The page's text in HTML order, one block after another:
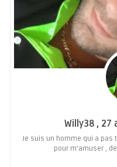
Willy38 , 27
Je suis un homme qui a pas
pour m’amuser ,